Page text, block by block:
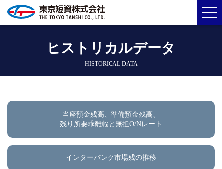
ヒストリカルデータ
HISTORICAL DATA
当座預金残高、準備預金残高、
残り所要乖離幅と無担O/Nレート
インターバンク市場残の推移